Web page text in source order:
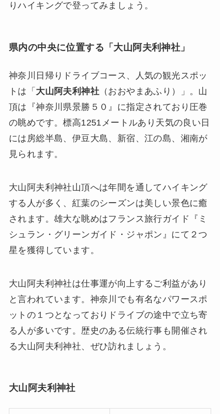
りハイキングで登ってみましょう。
県内の中央に位置する「大山阿夫利神社」
神奈川日帰りドライブコース、人気の観光スポッ
トは「 大山阿夫利神社（おおやまあふり）」。山
頂は『神奈川県景勝５０』に指定されており圧巻
の眺めです。標高1251メートルあり天気の良い日
には房総半島、伊豆大島、新宿、江の島、湘南が
見られます。
大山阿夫利神社山頂へは年間を通してハイキング
する人が多く、紅葉のシーズンは美しい景色に癒
されます。雄大な眺めはフランス旅行ガイド『ミ
シュラン・グリーンガイド・ジャポン』にて２つ
星を獲得しています。
大山阿夫利神社は仕事運が向上するご利益があり
と言われています。神奈川でも有名なパワースポ
ットの１つとなっておりドライブの途中で立ち寄
る人が多いです。歴史のある伝統行事も開催され
る大山阿夫利神社、ぜひ訪れましょう。
大山阿夫利神社